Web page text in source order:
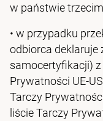
w państwie
• w przypadku
odbiorca deklaruje
samocertyfikacji)
Prywatności
Tarczy
liście Tarczy